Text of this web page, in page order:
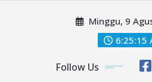
Minggu, 9
6:25:17
Follow Us